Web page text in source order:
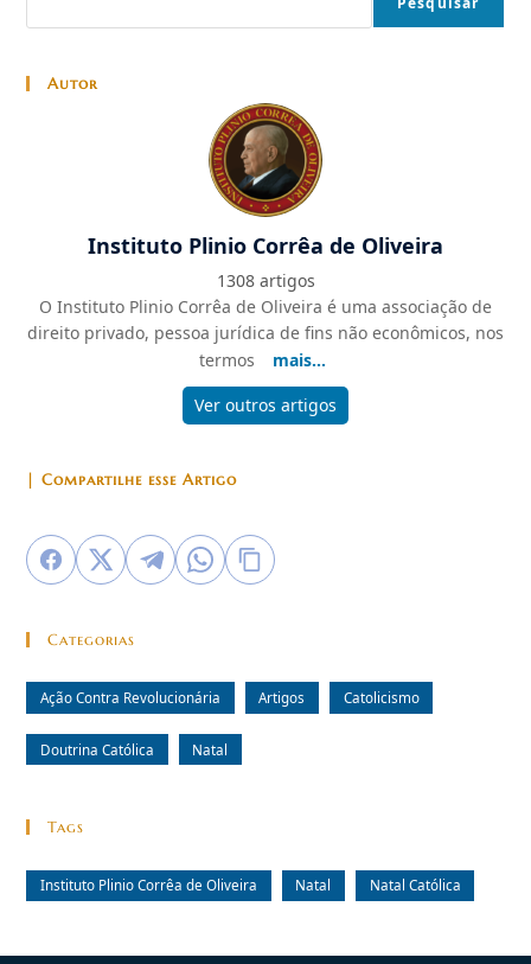
Autor
Instituto Plinio Corrêa de Oliveira
1308 artigos
O Instituto Plinio Corrêa de Oliveira é uma associação de
direito privado, pessoa jurídica de fins não econômicos, nos
termos
mais...
Ver outros artigos
| Compartilhe esse Artigo
Categorias
Ação Contra Revolucionária Artigos Catolicismo
Doutrina Católica Natal
Tags
Instituto Plinio Corrêa de Oliveira Natal Natal Católica